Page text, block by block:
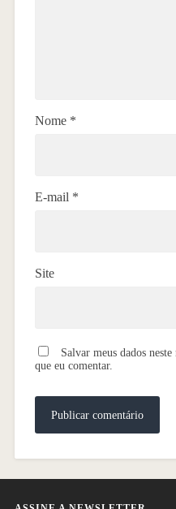
Nome *
E-mail *
Site
Salvar meus dados
que eu comentar.